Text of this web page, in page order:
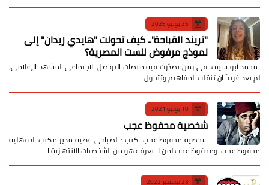
25 يوليو 2026
​"تريند القباحة".. كيف تحولت "هايدي زيدان" إلى
نموذج مرفوض للست المصرية؟
​ محمد أبو سيف ​في زمن تصدّرت فيه منصات التواصل الاجتماعي المشهد الإعلامي،
لم يعد غريباً أن تنقلب المفاهيم وتتحول …
10 يونيو 2021
شخصية محفوظ عجب
شخصية محفوظ عجب كتب : الصباحي عطية مدير مكتب الدقهلية
محفوظ عجب ومحفوظ عجب لمن لا يعرفه هو من الشخصيات الانتهازية ا…
23 نوفمبر 2022